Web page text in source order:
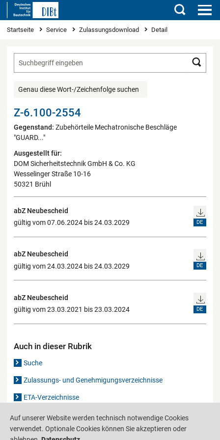
Suchen
Sie sind hier
Startseite Service Zulassungsdownload Detail
Genau diese Wort-/Zeichenfolge suchen
Z-6.100-2554
Gegenstand: Zubehörteile Mechatronische Beschläge
"GUARD..."
Ausgestellt für:
DOM Sicherheitstechnik GmbH & Co. KG
Wesselinger Straße 10-16
50321 Brühl
abZ Neubescheid
gültig vom 07.06.2024 bis 24.03.2029
DE
abZ Neubescheid
gültig vom 24.03.2024 bis 24.03.2029
DE
abZ Neubescheid
gültig vom 23.03.2021 bis 23.03.2024
DE
Auch in dieser Rubrik
Suche
Zulassungs- und Genehmigungsverzeichnisse
ETA-Verzeichnisse
Gutachten-Verzeichnis
Auf unserer Website werden technisch notwendige Cookies
verwendet. Optionale Cookies können Sie akzeptieren oder